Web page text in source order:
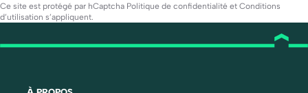
Ce site est protégé par hCaptcha Politique de confidentialité et Conditions
d’utilisation s’appliquent.